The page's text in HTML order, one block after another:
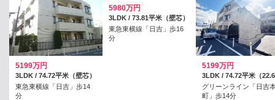
5199万円
3LDK / 74.72平米（壁芯）
東急東横線「日吉」歩14
分
5980万円
3LDK / 73.81平米（壁芯）
東急東横線「日吉」歩16
分
5199万円
グリーンライン「日吉
町」歩14分